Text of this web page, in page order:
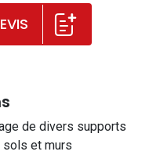
de divers supports
et murs